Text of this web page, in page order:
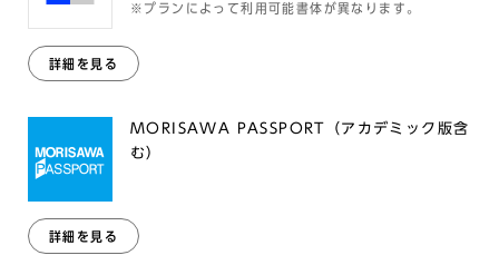
※プランによって利用可能書体が異なります。
詳細を見る
MORISAWA PASSPORT（アカデミック版含
む）
詳細を見る